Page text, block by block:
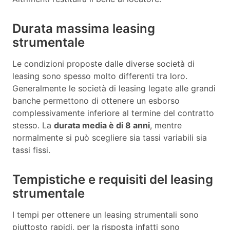
Durata massima leasing
strumentale
Le condizioni proposte dalle diverse società di
leasing sono spesso molto differenti tra loro.
Generalmente le società di leasing legate alle grandi
banche permettono di ottenere un esborso
complessivamente inferiore al termine del contratto
stesso. La durata media è di 8 anni, mentre
normalmente si può scegliere sia tassi variabili sia
tassi fissi.
Tempistiche e requisiti del leasing
strumentale
I tempi per ottenere un leasing strumentali sono
piuttosto rapidi, per la risposta infatti sono